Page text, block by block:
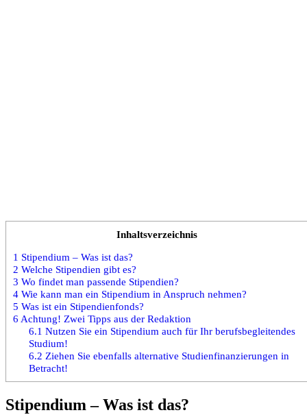
Inhaltsverzeichnis
1 Stipendium – Was ist das?
2 Welche Stipendien gibt es?
3 Wo findet man passende Stipendien?
4 Wie kann man ein Stipendium in Anspruch nehmen?
5 Was ist ein Stipendienfonds?
6 Achtung! Zwei Tipps aus der Redaktion
6.1 Nutzen Sie ein Stipendium auch für Ihr berufsbegleitendes
Studium!
6.2 Ziehen Sie ebenfalls alternative Studienfinanzierungen in
Betracht!
Stipendium – Was ist das?